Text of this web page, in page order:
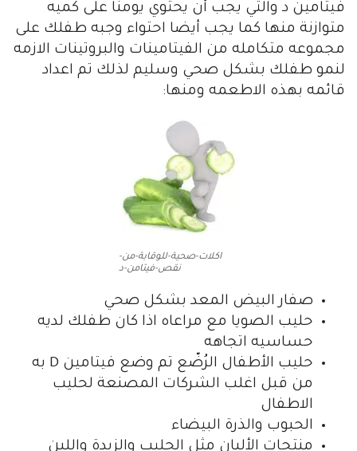
فيتامين د والتي يجب أن يحتوي يومنا على كميه
متوازنة منها كما يجب أيضا احتواء وجبه طفلك على
مجموعه متكامله من الفيتامينات والبروتينات الازمه
لنمو طفلك بشكل صحي وسليم لذلك تم اعداد
قائمه بهذه الاطعمه ومنها:
اكلات-صحية-للوقابة-من-
نقص-فيتامن-د
صفار البيض المعد بشكل صحي
حليب الصويا مع مراعاه اذا كان طفلك لديه
حساسيه اتجاهه
حليب الأطفال الرُضّع تم وضع فيتامين D به
من قبل اغلب الشركات المصنعة لحليب
الاطفال
الحبوب والذرة البيضاء
منتجات الألبان مثل الحليب والزبدة واللبن